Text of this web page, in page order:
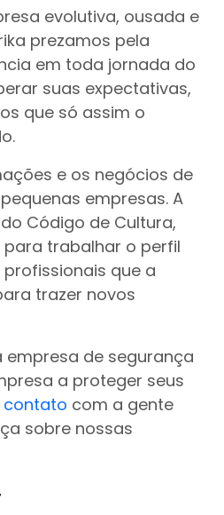
evolutiva, ousada e
prezamos pela
em toda jornada do
suas expectativas,
que só assim o
e os negócios de
empresas. A
Código de Cultura,
trabalhar o perfil
que a
trazer novos
empresa de segurança
a proteger seus
contato com a gente
sobre nossas